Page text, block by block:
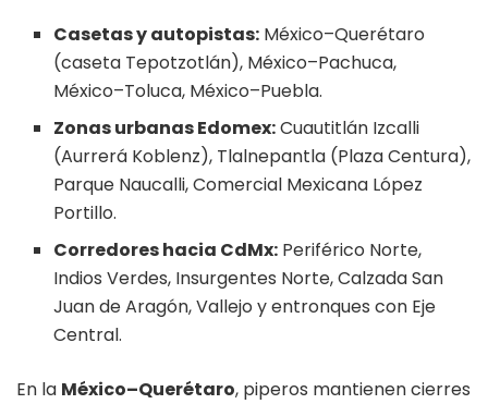
Casetas y autopistas: México–Querétaro
(caseta Tepotzotlán), México–Pachuca,
México–Toluca, México–Puebla.
Zonas urbanas Edomex:Cuautitlán Izcalli
(Aurrerá Koblenz), Tlalnepantla (Plaza Centura),
Parque Naucalli, Comercial Mexicana López
Portillo.
Corredores hacia CdMx: Periférico Norte,
Indios Verdes, Insurgentes Norte, Calzada San
Juan de Aragón, Vallejo y entronques con Eje
Central.
En la México–Querétaro, piperos mantienen cierres